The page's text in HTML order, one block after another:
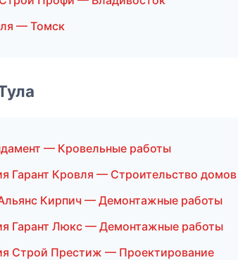
— Томск
— Кровельные работы
Гарант Кровля — Строительство домов
Кирпич — Демонтажные работы
Гарант Люкс — Демонтажные работы
Строй Престиж — Проектирование